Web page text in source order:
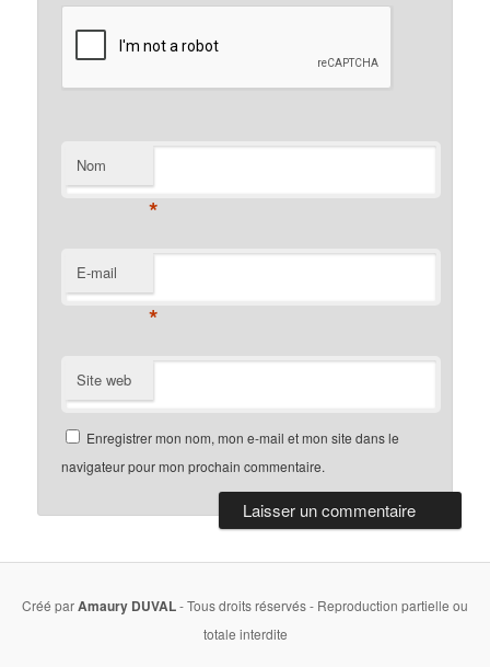
Nom
*
E-mail
*
Site web
Enregistrer mon nom, mon e-mail et mon site dans le
navigateur pour mon prochain commentaire.
Créé parAmaury DUVAL- Tous droits réservés - Reproduction partielle ou
totale interdite